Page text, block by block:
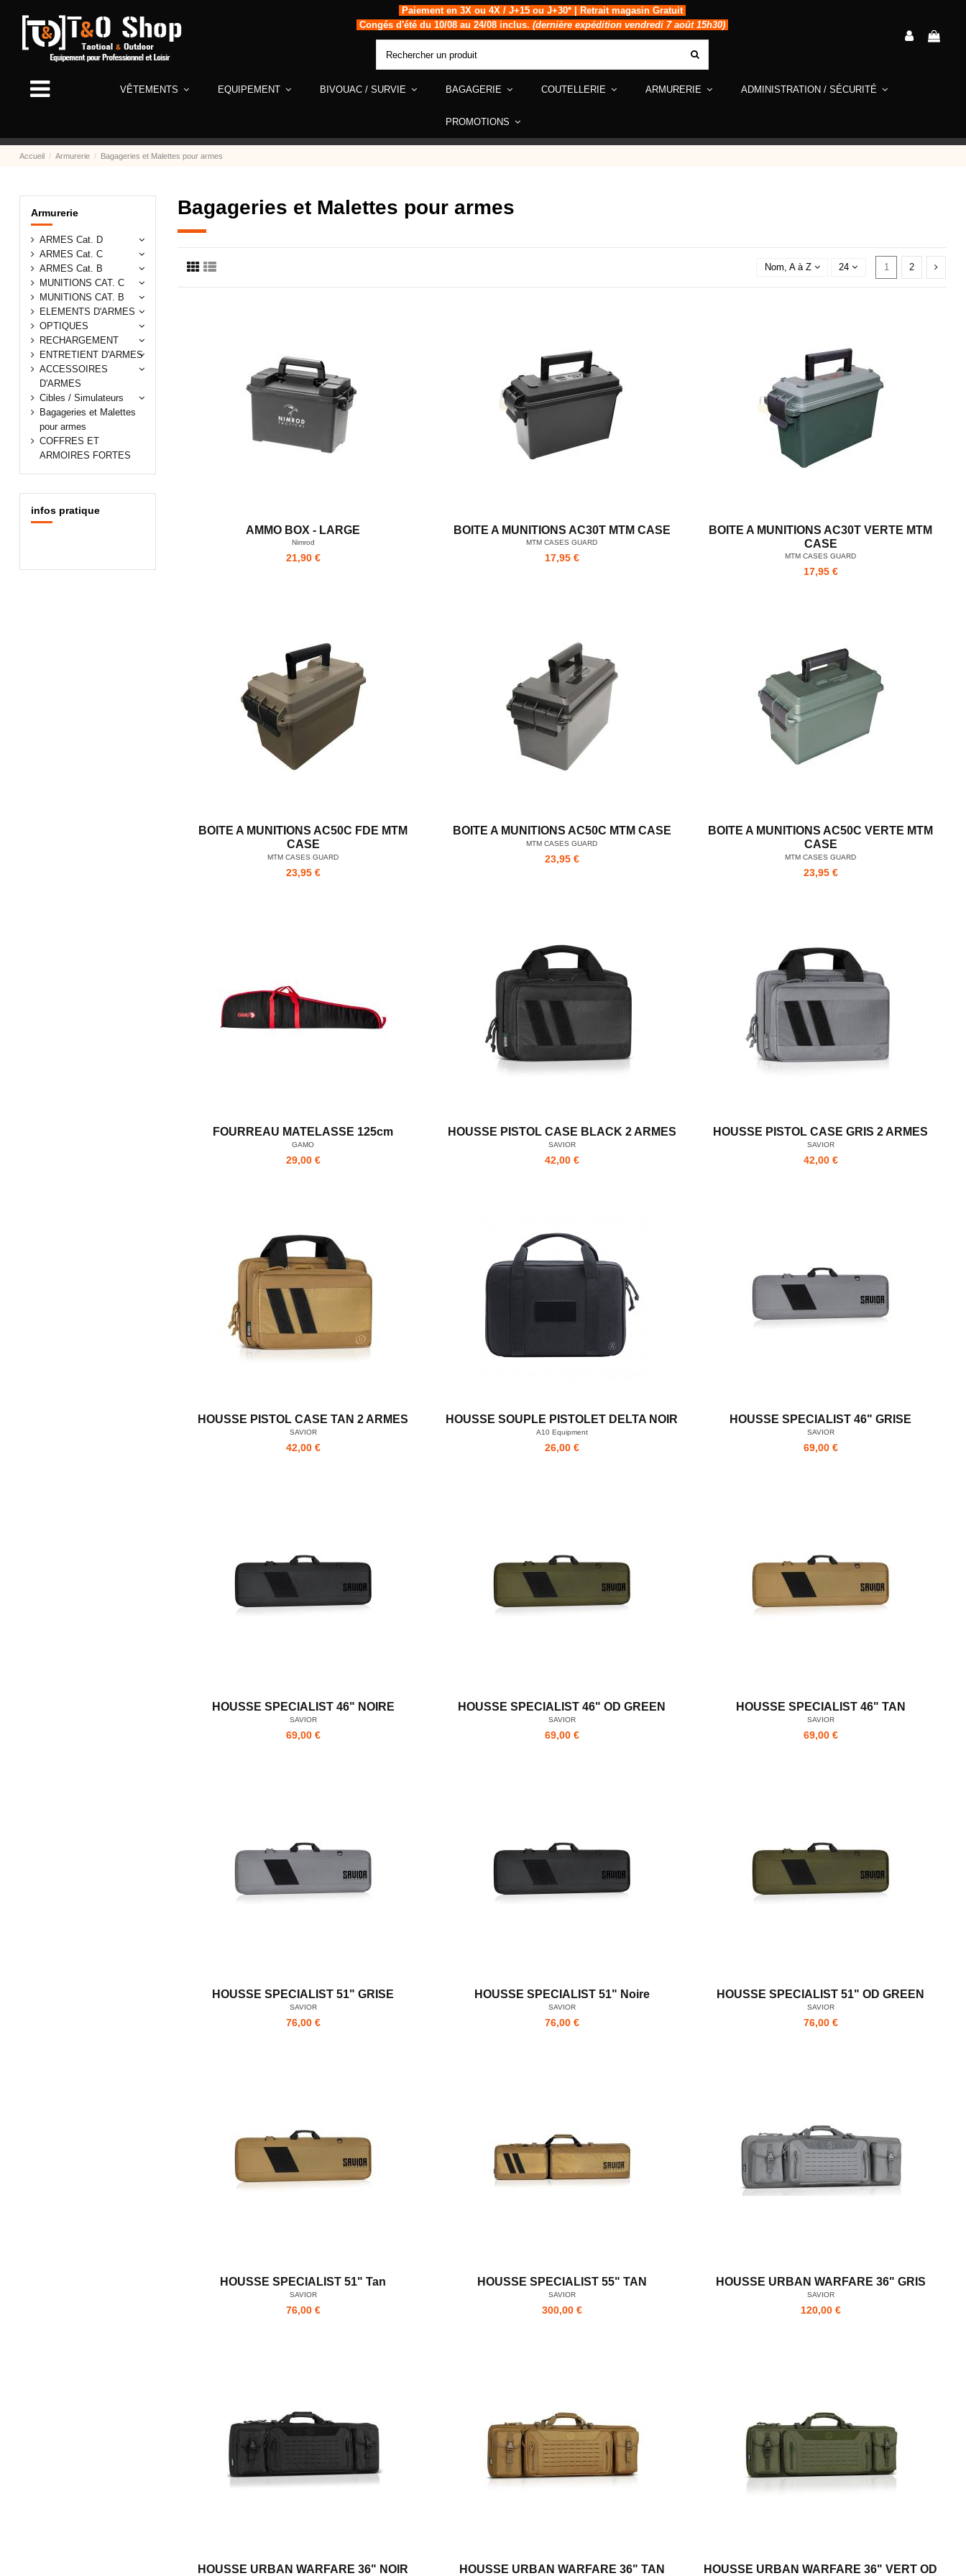
Paiement en 3X ou 4X / J+15 ou J+30* | Retrait magasin Gratuit
Congés d'été du 10/08 au 24/08 inclus.(dernière expédition vendredi 7 août 15h30)
VÊTEMENTS EQUIPEMENT BIVOUAC / SURVIE BAGAGERIE COUTELLERIE ARMURERIE ADMINISTRATION / SÉCURITÉ
PROMOTIONS
Accueil Armurerie Bagageries et Malettes pour armes
Bagageries et Malettes pour armes
Nom, A à Z 24 1 2
AMMO BOX - LARGE
Nimrod
21,90 €
BOITE A MUNITIONS AC30T MTM CASE
MTM CASES GUARD
17,95 €
BOITE A MUNITIONS AC30T VERTE MTM
CASE
MTM CASES GUARD
17,95 €
BOITE A MUNITIONS AC50C FDE MTM
CASE
MTM CASES GUARD
23,95 €
BOITE A MUNITIONS AC50C MTM CASE
MTM CASES GUARD
23,95 €
BOITE A MUNITIONS AC50C VERTE MTM
CASE
MTM CASES GUARD
23,95 €
FOURREAU MATELASSE 125cm
GAMO
29,00 €
HOUSSE PISTOL CASE BLACK 2 ARMES
SAVIOR
42,00 €
HOUSSE PISTOL CASE GRIS 2 ARMES
SAVIOR
42,00 €
HOUSSE PISTOL CASE TAN 2 ARMES
SAVIOR
42,00 €
HOUSSE SOUPLE PISTOLET DELTA NOIR
A10 Equipment
26,00 €
HOUSSE SPECIALIST 46" GRISE
SAVIOR
69,00 €
HOUSSE SPECIALIST 46" NOIRE
SAVIOR
69,00 €
HOUSSE SPECIALIST 46" OD GREEN
SAVIOR
69,00 €
HOUSSE SPECIALIST 46" TAN
SAVIOR
69,00 €
HOUSSE SPECIALIST 51" GRISE
SAVIOR
76,00 €
HOUSSE SPECIALIST 51" Noire
SAVIOR
76,00 €
HOUSSE SPECIALIST 51" OD GREEN
SAVIOR
76,00 €
HOUSSE SPECIALIST 51" Tan
SAVIOR
76,00 €
HOUSSE SPECIALIST 55" TAN
SAVIOR
300,00 €
HOUSSE URBAN WARFARE 36" GRIS
SAVIOR
120,00 €
HOUSSE URBAN WARFARE 36" NOIR HOUSSE URBAN WARFARE 36" TAN HOUSSE URBAN WARFARE 36" VERT OD
Armurerie
ARMES Cat. D
ARMES Cat. C
ARMES Cat. B
MUNITIONS CAT. C
MUNITIONS CAT. B
ELEMENTS D'ARMES
OPTIQUES
RECHARGEMENT
ENTRETIENT D'ARMES
ACCESSOIRES
D'ARMES
Cibles / Simulateurs
Bagageries et Malettes
pour armes
COFFRES ET
ARMOIRES FORTES
infos pratique